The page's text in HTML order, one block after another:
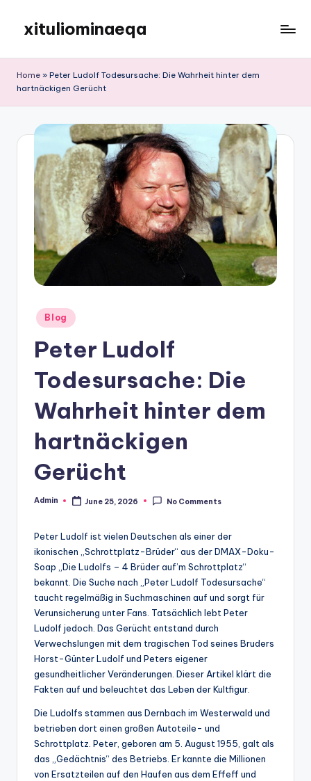
content
xituliominaeqa
Home » Peter Ludolf Todesursache: Die Wahrheit hinter dem
hartnäckigen Gerücht
Posted
in
Blog
Peter Ludolf
Todesursache: Die
Wahrheit hinter dem
hartnäckigen
Gerücht
Posted
Admin June 25, 2026 No Comments
Peter Ludolf ist vielen Deutschen als einer der
ikonischen „Schrottplatz-Brüder“ aus der DMAX-Doku-
Soap „Die Ludolfs – 4 Brüder auf’m Schrottplatz“
bekannt. Die Suche nach „Peter Ludolf Todesursache“
taucht regelmäßig in Suchmaschinen auf und sorgt für
Verunsicherung unter Fans. Tatsächlich lebt Peter
Ludolf jedoch. Das Gerücht entstand durch
Verwechslungen mit dem tragischen Tod seines Bruders
Horst-Günter Ludolf und Peters eigener
gesundheitlicher Veränderungen. Dieser Artikel klärt die
Fakten auf und beleuchtet das Leben der Kultfigur.
Die Ludolfs stammen aus Dernbach im Westerwald und
betrieben dort einen großen Autoteile- und
Schrottplatz. Peter, geboren am 5. August 1955, galt als
das „Gedächtnis“ des Betriebs. Er kannte die Millionen
von Ersatzteilen auf den Haufen aus dem Effeff und